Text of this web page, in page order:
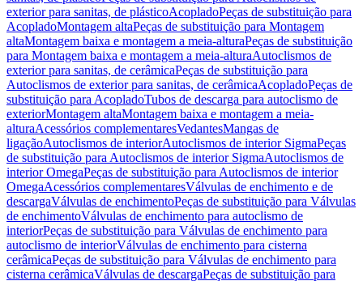
exterior para sanitas, de plásticoAcopladoPeças de substituição para
AcopladoMontagem altaPeças de substituição para Montagem
altaMontagem baixa e montagem a meia-alturaPeças de substituição
para Montagem baixa e montagem a meia-alturaAutoclismos de
exterior para sanitas, de cerâmicaPeças de substituição para
Autoclismos de exterior para sanitas, de cerâmicaAcopladoPeças de
substituição para AcopladoTubos de descarga para autoclismo de
exteriorMontagem altaMontagem baixa e montagem a meia-
alturaAcessórios complementaresVedantesMangas de
ligaçãoAutoclismos de interiorAutoclismos de interior SigmaPeças
de substituição para Autoclismos de interior SigmaAutoclismos de
interior OmegaPeças de substituição para Autoclismos de interior
OmegaAcessórios complementaresVálvulas de enchimento e de
descargaVálvulas de enchimentoPeças de substituição para Válvulas
de enchimentoVálvulas de enchimento para autoclismo de
interiorPeças de substituição para Válvulas de enchimento para
autoclismo de interiorVálvulas de enchimento para cisterna
cerâmicaPeças de substituição para Válvulas de enchimento para
cisterna cerâmicaVálvulas de descargaPeças de substituição para